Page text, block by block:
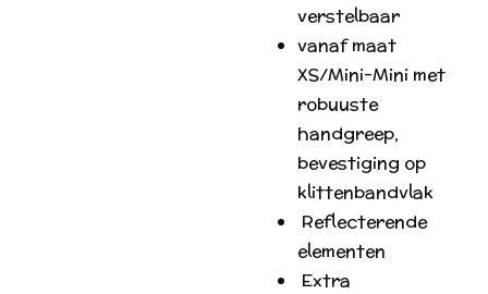
verstelbaar
vanaf maat
XS/Mini-Mini met
robuuste
handgreep,
bevestiging op
klittenbandvlak
Reflecterende
elementen
Extra